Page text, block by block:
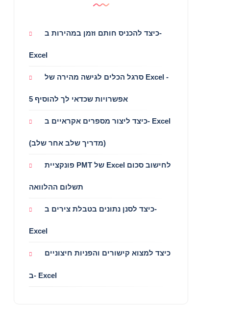
כיצד להכניס חותם וזמן במהירות ב-
Excel
סרגל הכלים לגישה מהירה של Excel -
5 אפשרויות שכדאי לך להוסיף
כיצד ליצור מספרים אקראיים ב- Excel
(מדריך שלב אחר שלב)
פונקציית PMT של Excel לחישוב סכום
תשלום ההלוואה
כיצד לסנן נתונים בטבלת צירים ב-
Excel
כיצד למצוא קישורים והפניות חיצוניים
ב- Excel